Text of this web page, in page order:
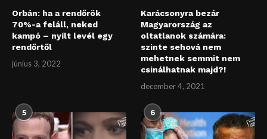
Orbán: ha a rendőrök
70%-a feláll, neked
kampó – nyílt levél egy
rendőrtől
június 3, 2022
Karácsonyra bezár
Magyarország az
oltatlanok számára:
szinte sehová nem
mehetnek semmit nem
csinálhatnak majd?!
december 4, 2021
5 6